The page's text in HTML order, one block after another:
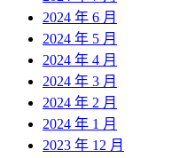
2024 年 6 月
2024 年 5 月
2024 年 4 月
2024 年 3 月
2024 年 2 月
2024 年 1 月
2023 年 12 月